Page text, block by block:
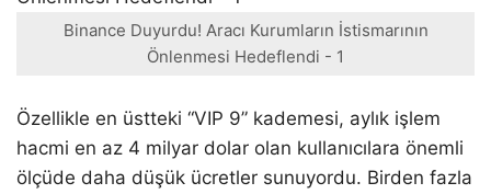
Binance Duyurdu! Aracı Kurumların İstismarının
Önlenmesi Hedeflendi - 1
Özellikle en üstteki “VIP 9” kademesi, aylık işlem
hacmi en az 4 milyar dolar olan kullanıcılara önemli
ölçüde daha düşük ücretler sunuyordu. Birden fazla